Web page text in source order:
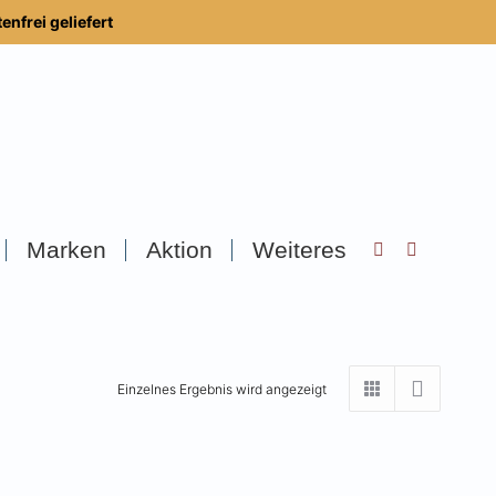
geliefert
Marken Aktion Weiteres Search:
Einzelnes Ergebnis wird angezeigt